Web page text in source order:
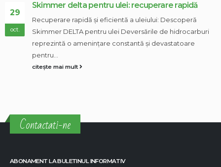
29
oct.
Skimmer delta pentru ulei: recuperare rapidă
Recuperare rapidă și eficientă a uleiului: Descoperă
Skimmer DELTA pentru ulei Deversările de hidrocarburi
reprezintă o amenințare constantă și devastatoare
pentru...
citește mai mult
Contactati-ne
ABONAMENT LA BULETINUL INFORMATIV